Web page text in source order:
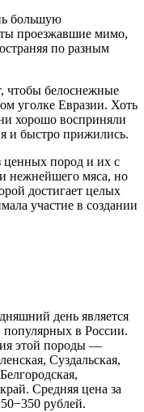
большую
проезжавшие мимо,
по разным
чтобы белоснежные
уголке Евразии. Хоть
хорошо восприняли
и быстро прижились.
ценных пород и их с
нежнейшего мяса, но
достигает целых
участие в создании
день является
в России.
этой породы —
Суздальская,
Средняя цена за
рублей.